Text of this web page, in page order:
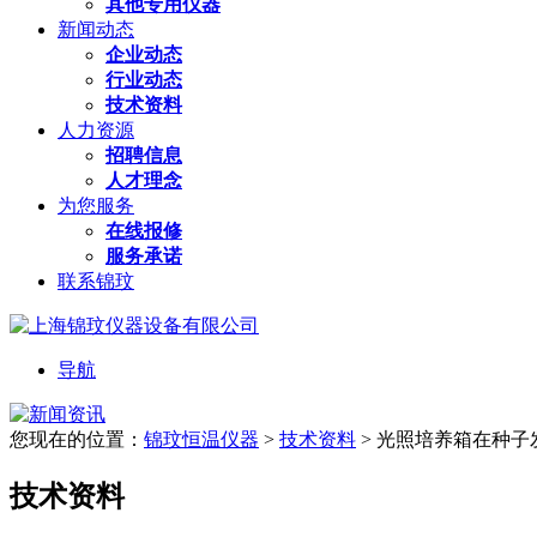
新闻动态
企业动态
行业动态
技术资料
人力资源
招聘信息
人才理念
为您服务
在线报修
服务承诺
联系锦玟
导航
您现在的位置： 锦玟恒温仪器 > 技术资料 > 光照培养箱在种子
技术资料